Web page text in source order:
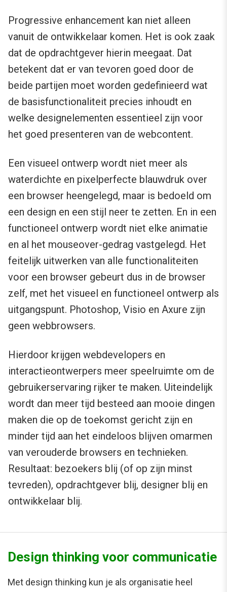
Progressive enhancement kan niet alleen
vanuit de ontwikkelaar komen. Het is ook zaak
dat de opdrachtgever hierin meegaat. Dat
betekent dat er van tevoren goed door de
beide partijen moet worden gedefinieerd wat
de basisfunctionaliteit precies inhoudt en
welke designelementen essentieel zijn voor
het goed presenteren van de webcontent.
Een visueel ontwerp wordt niet meer als
waterdichte en pixelperfecte blauwdruk over
een browser heengelegd, maar is bedoeld om
een design en een stijl neer te zetten. En in een
functioneel ontwerp wordt niet elke animatie
en al het mouseover-gedrag vastgelegd. Het
feitelijk uitwerken van alle functionaliteiten
voor een browser gebeurt dus in de browser
zelf, met het visueel en functioneel ontwerp als
uitgangspunt. Photoshop, Visio en Axure zijn
geen webbrowsers.
Hierdoor krijgen webdevelopers en
interactieontwerpers meer speelruimte om de
gebruikerservaring rijker te maken. Uiteindelijk
wordt dan meer tijd besteed aan mooie dingen
maken die op de toekomst gericht zijn en
minder tijd aan het eindeloos blijven omarmen
van verouderde browsers en technieken.
Resultaat: bezoekers blij (of op zijn minst
tevreden), opdrachtgever blij, designer blij en
ontwikkelaar blij.
Design thinking voor communicatie
Met design thinking kun je als organisatie heel